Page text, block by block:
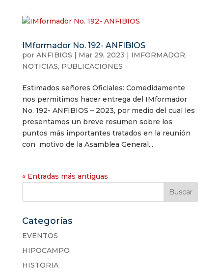
IMformador No. 192- ANFIBIOS
por ANFIBIOS | Mar 29, 2023 | IMFORMADOR,
NOTICIAS, PUBLICACIONES
Estimados señores Oficiales: Comedidamente
nos permitimos hacer entrega del IMformador
No. 192- ANFIBIOS – 2023, por medio del cual les
presentamos un breve resumen sobre los
puntos más importantes tratados en la reunión
con motivo de la Asamblea General...
« Entradas más antiguas
Categorías
EVENTOS
HIPOCAMPO
HISTORIA